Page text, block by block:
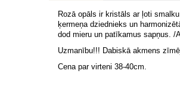
Rozā opāls ir kristāls ar ļoti
ķermeņa dziednieks un
dod mieru un patīkamus sapņus. /
Uzmanību!!! Dabiskā akmens
Cena par virteni 38-40cm.